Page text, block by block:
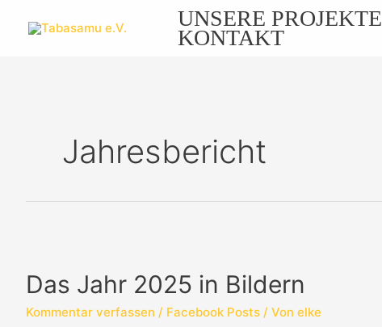
Inhalt
UNSERE PROJEKTE
KONTAKT
Jahresbericht
Das Jahr 2025 in Bildern
Kommentar verfassen / Facebook Posts / Von elke
2025
Bildern